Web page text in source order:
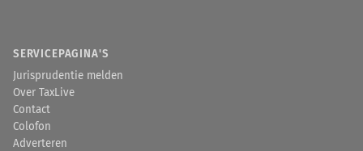
SERVICEPAGINA'S
Jurisprudentie melden
Over TaxLive
Contact
Colofon
Adverteren